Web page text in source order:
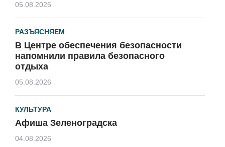
05.08.2026
РАЗЪЯСНЯЕМ
В Центре обеспечения безопасности
напомнили правила безопасного
отдыха
05.08.2026
КУЛЬТУРА
Афиша Зеленоградска
04.08.2026